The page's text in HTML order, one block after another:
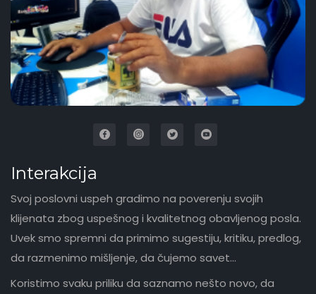
Interakcija
Svoj poslovni uspeh gradimo na poverenju svojih
klijenata zbog uspešnog i kvalitetnog obavljenog posla.
Uvek smo spremni da primimo sugestiju, kritiku, predlog,
da razmenimo mišljenje, da čujemo savet...
Koristimo svaku priliku da saznamo nešto novo, da